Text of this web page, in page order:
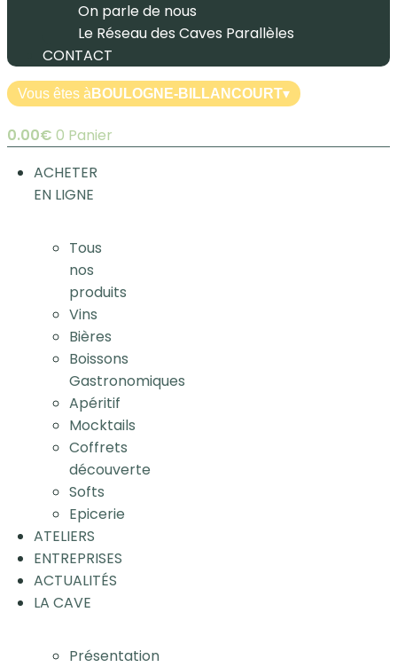
On parle de nous
Le Réseau des Caves Parallèles
CONTACT
Vous êtes à BOULOGNE-BILLANCOURT▾
0.00€ 0 Panier
ACHETER
EN LIGNE
Tous
nos
produits
Vins
Bières
Boissons
Gastronomiques
Apéritif
Mocktails
Coffrets
découverte
Softs
Epicerie
ATELIERS
ENTREPRISES
ACTUALITÉS
LA CAVE
Présentation